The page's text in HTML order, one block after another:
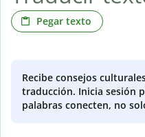
Pegar texto
Recibe consejos
traducción. Inicia sesión
palabras conecten, no